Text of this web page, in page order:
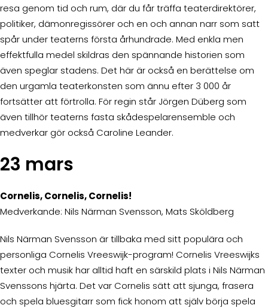
resa genom tid och rum, där du får träffa teaterdirektörer,
politiker, dämonregissörer och en och annan narr som satt
spår under teaterns första århundrade. Med enkla men
effektfulla medel skildras den spännande historien som
även speglar stadens. Det här är också en berättelse om
den urgamla teaterkonsten som ännu efter 3 000 år
fortsätter att förtrolla. För regin står Jörgen Düberg som
även tillhör teaterns fasta skådespelarensemble och
medverkar gör också Caroline Leander.
23 mars
Cornelis, Cornelis, Cornelis!
Medverkande: Nils Närman Svensson, Mats Sköldberg
Nils Närman Svensson är tillbaka med sitt populära och
personliga Cornelis Vreeswijk-program! Cornelis Vreeswijks
texter och musik har alltid haft en särskild plats i Nils Närman
Svenssons hjärta. Det var Cornelis sätt att sjunga, frasera
och spela bluesgitarr som fick honom att själv börja spela